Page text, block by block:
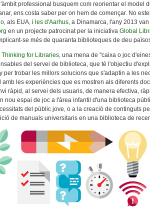
professional busquem com reorientar el model
ens costa saber per on hem de començar. No
, als EUA, i les d'Aarhus, a Dinamarca, l'any 2013
en un projecte patrocinat per la iniciativa Global
se més de quaranta biblioteques de deu
Thinking for Libraries, una mena de "caixa o joc
del servei de biblioteca, que té l'objectiu
per trobar les millors solucions que s'adaptin a les
amb les experiències que es mostren als diferents
ràpid, al servei dels usuaris, de manera efectiva,
nou espai de joc a l'àrea infantil d'una biblioteca
del públic jove, o a la creació de continguts
de manuals universitaris en una biblioteca de